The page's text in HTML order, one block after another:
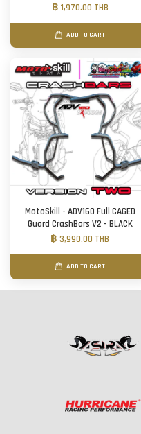
฿ 1,970.00 THB
ADD TO CART
MotoSkill - ADV160 Full CAGED
Guard CrashBars V2 - BLACK
฿ 3,990.00 THB
ADD TO CART